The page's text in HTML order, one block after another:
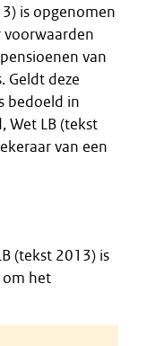
is opgenomen
voorwaarden
van
Geldt deze
bedoeld in
Wet LB (tekst
van een
(tekst 2013) is
om het